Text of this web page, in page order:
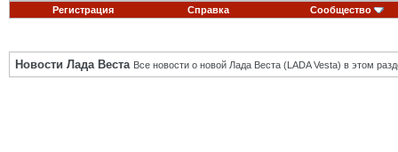
Регистрация Справка Сообщество
Новости Лада Веста Все новости о новой Лада Веста (LADA Vesta) в этом